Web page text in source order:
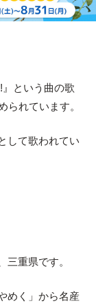
』という曲の歌
られています。
して歌われてい
三重県です。
めく」から名産